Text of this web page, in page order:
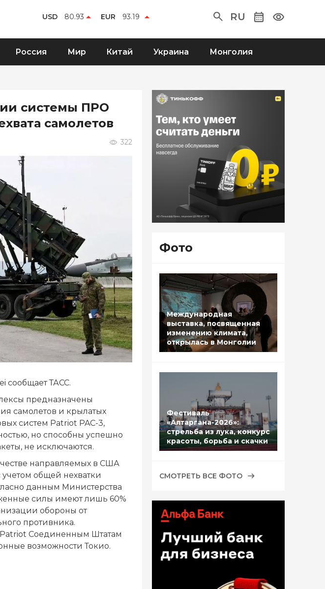
USD 80.93 EUR 93.19 RU
Россия Мир Китай Украина Монголия
системы ПРО
самолетов
322
сообщает ТАСС.
предназначены
самолетов и крылатых
систем Patriot PAC-3,
но способны успешно
не исключаются.
направляемых в США
общей нехватки
данным Министерства
силы имеют лишь 60%
обороны от
противника.
Patriot Соединенным Штатам
возможности Токио.
Фото
Международная
выставка, посвященная
изменению климата,
открылась в Монголии
Фестиваль
«Алтаргана-2026»:
стрельба из лука, конкурс
красоты, борьба и скачки
СМОТРЕТЬ ВСЕ ФОТО